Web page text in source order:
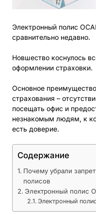
Электронный полис
сравнительно недавно.
Новшество коснулось
оформлении страховки.
Основное
страхования –
посещать офис и
незнакомым людям, к
есть доверие.
Содержание
Почему убрали
полисов
Электронный полис
Электронный